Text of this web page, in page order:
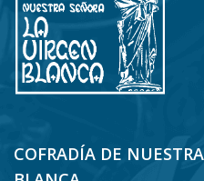
COFRADÍA DE